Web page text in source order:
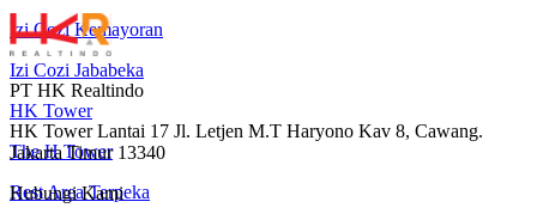
Izi Cozi Kemayoran
Izi Cozi Jababeka
HK Tower
The H Tower
Rest Area Terpeka
PT HK Realtindo
HK Tower Lantai 17 Jl. Letjen M.T Haryono Kav 8, Cawang.
Jakarta Timur 13340
Hubungi Kami